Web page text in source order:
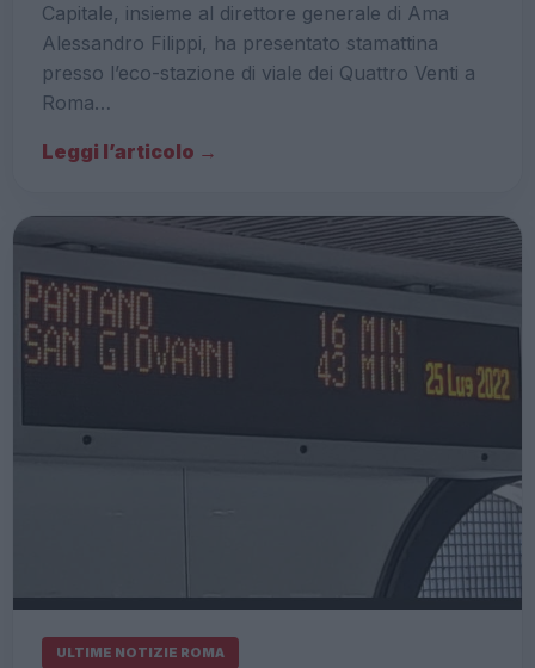
Capitale, insieme al direttore generale di Ama
Alessandro Filippi, ha presentato stamattina
presso l’eco-stazione di viale dei Quattro Venti a
Roma…
Leggi l’articolo →
ULTIME NOTIZIE ROMA